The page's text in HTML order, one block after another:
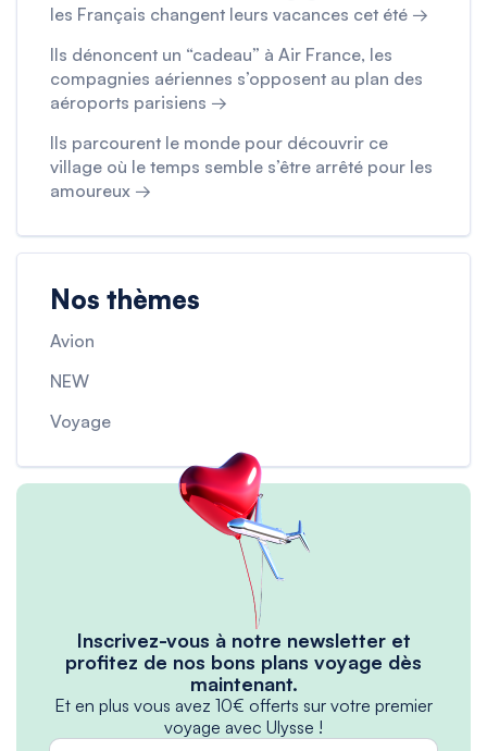
les Français changent leurs vacances cet été →
Ils dénoncent un “cadeau” à Air France, les
compagnies aériennes s’opposent au plan des
aéroports parisiens →
Ils parcourent le monde pour découvrir ce
village où le temps semble s’être arrêté pour les
amoureux →
Nos thèmes
Avion
NEW
Voyage
Inscrivez-vous à notre newsletter et
profitez de nos bons plans voyage dès
maintenant.
Et en plus vous avez 10€ offerts sur votre premier
voyage avec Ulysse !